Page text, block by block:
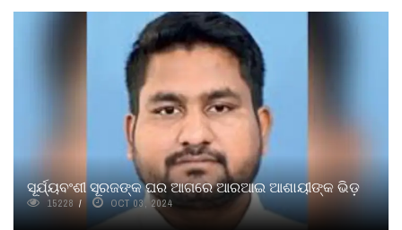
ସୂର୍ଯ୍ୟବଂଶୀ ସୂରଜଙ୍କ ଘର ଆଗରେ ଆରଆଇ ଆଶାୟୀଙ୍କ ଭିଡ଼
15228 OCT 03, 2024